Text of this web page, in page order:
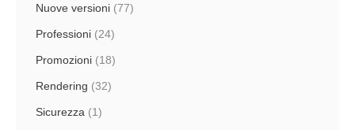
Nuove versioni (77)
Professioni (24)
Promozioni (18)
Rendering (32)
Sicurezza (1)